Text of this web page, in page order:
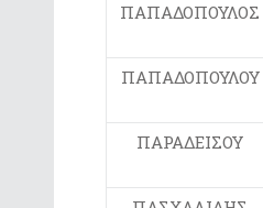
ΠΑΠΑΔΟΠΟΥΛΟΣ
ΠΑΠΑΔΟΠΟΥΛΟΥ
ΠΑΡΑΔΕΙΣΟΥ